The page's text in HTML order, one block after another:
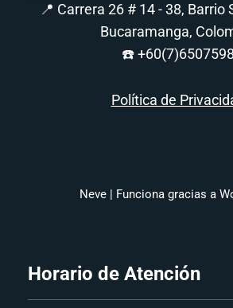
📍 Carrera 26 # 14 - 38, Barrio
Bucaramanga,
☎️+60(7)6507598
Política de
Neve| Funciona gracias a
Horario de Atención